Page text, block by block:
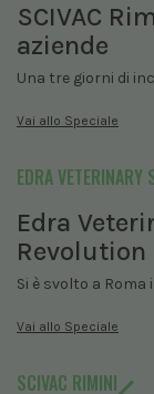
SCIVAC
aziende
Una tre giorni di
Vai allo Speciale
EDRA VETERINARY
Edra
Revolution
Si è svolto a Roma
Vai allo Speciale
SCIVAC RIMINI